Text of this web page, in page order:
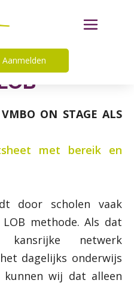
Aanmelden
ON STAGE ALS
met bereik en
door scholen vaak
methode. Als dat
netwerk
dagelijks onderwijs
wij dat alleen